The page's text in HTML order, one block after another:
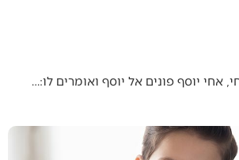
אחי יוסף פונים אל יוסף ואומרים לו:…